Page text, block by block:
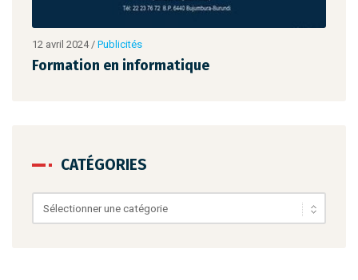
12 avril 2024/ Publicités
Formation en informatique
CATÉGORIES
Catégories